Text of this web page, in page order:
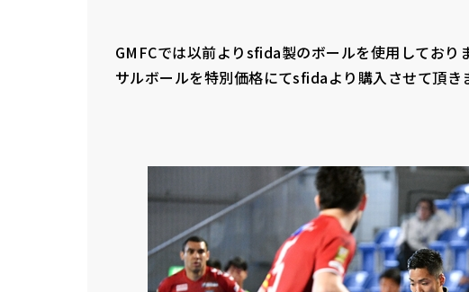
GMFCでは以前よりsfida製のボールを使用しており
サルボールを特別価格にてsfidaより購入させて頂き